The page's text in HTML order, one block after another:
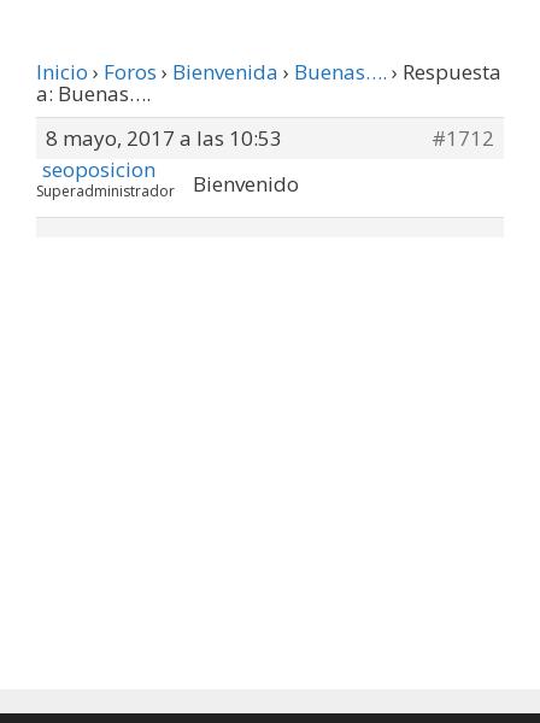
Inicio › Foros › Bienvenida › Buenas…. › Respuesta
a: Buenas….
8 mayo, 2017 a las 10:53
#1712
seoposicion
Superadministrador Bienvenido